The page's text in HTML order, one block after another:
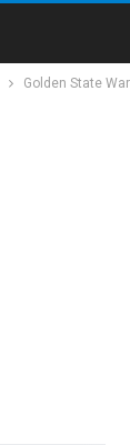
Golden State